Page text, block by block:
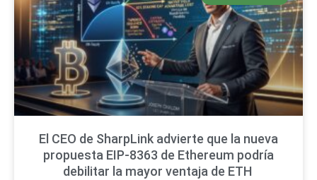
El CEO de SharpLink advierte que la nueva
propuesta EIP-8363 de Ethereum podría
debilitar la mayor ventaja de ETH